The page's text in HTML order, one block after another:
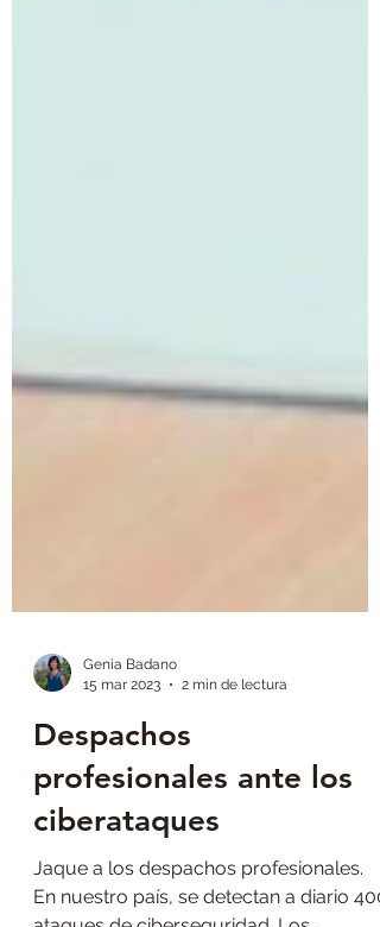
15 mar 2023
Despachos
profesionales ante los
ciberataques
Jaque a los despachos profesionales.